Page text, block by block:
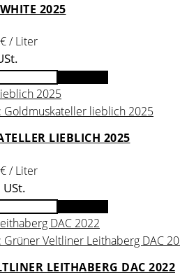
2025
/ Liter
LIEBLICH 2025
/ Liter
LEITHABERG DAC 2022